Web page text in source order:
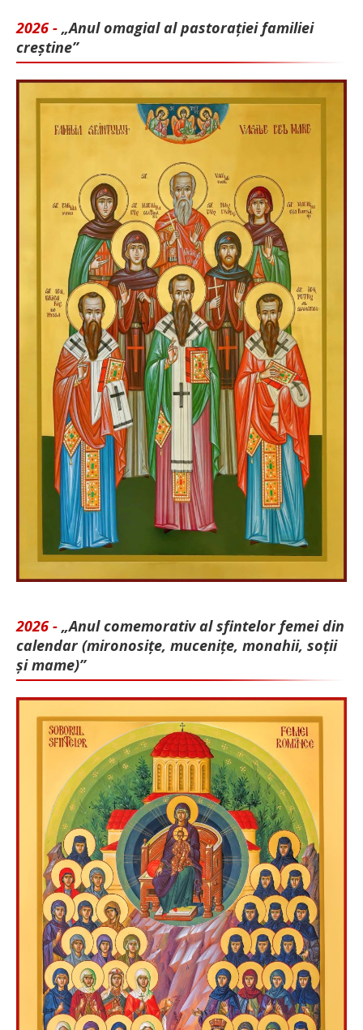
2026 - „Anul omagial al pastorației familiei
creștine”
2026 - „Anul comemorativ al sfintelor femei din
calendar (mironosițe, mu­cenițe, monahii, soții
și mame)”